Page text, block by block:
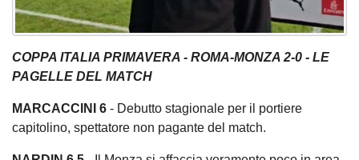
COPPA ITALIA PRIMAVERA - ROMA-MONZA 2-0 - LE
PAGELLE DEL MATCH
MARCACCINI 6 - Debutto stagionale per il portiere
capitolino, spettatore non pagante del match.